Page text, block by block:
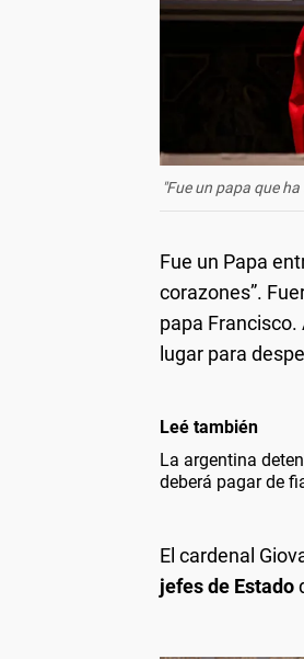
"Fue un papa que
Fue un Papa
corazones”.
papa Francisco.
lugar para
Leé también
La argentina
deberá pagar de
El cardenal
jefes de Estado